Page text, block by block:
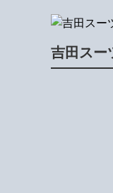
吉田スー